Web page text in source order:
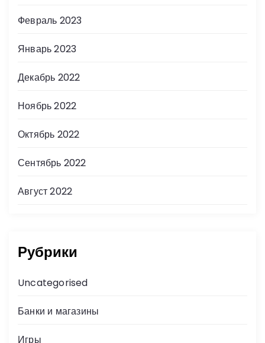
Февраль 2023
Январь 2023
Декабрь 2022
Ноябрь 2022
Октябрь 2022
Сентябрь 2022
Август 2022
Рубрики
Uncategorised
Банки и магазины
Игры